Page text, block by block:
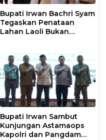
Bupati Irwan Bachri Syam
Tegaskan Penataan
Lahan Laoli Bukan
Bupati Irwan Sambut
Kunjungan Astamaops
Kapolri dan Pangdam